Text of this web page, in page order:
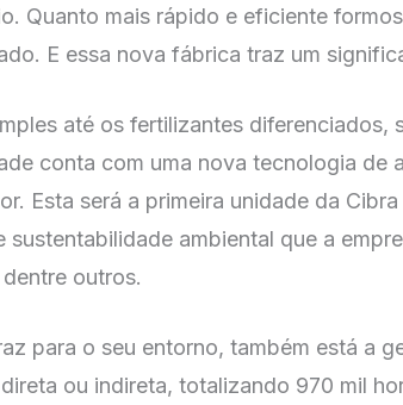
Quanto mais rápido e eficiente
E essa nova fábrica traz um
até os fertilizantes
conta com uma nova tecnologia de
Esta será a primeira unidade da
ambiental que a
outros.
para o seu entorno, também está a
ou indireta, totalizando 970 mil